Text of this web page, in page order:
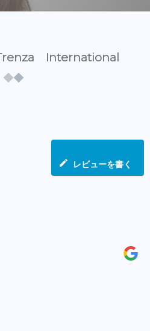
International
レビューを書く